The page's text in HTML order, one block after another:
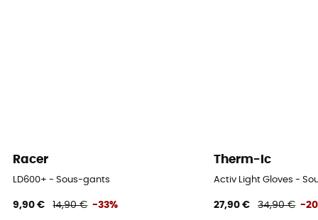
Racer
LD600+ - Sous-gants
9,90 € 14,90 € -33%
Therm-Ic
Activ Light Gloves -
27,90 € 34,90 € -